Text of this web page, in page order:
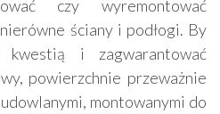
czy wyremontować
ściany i podłogi. By
i zagwarantować
powierzchnie przeważnie
montowanymi do